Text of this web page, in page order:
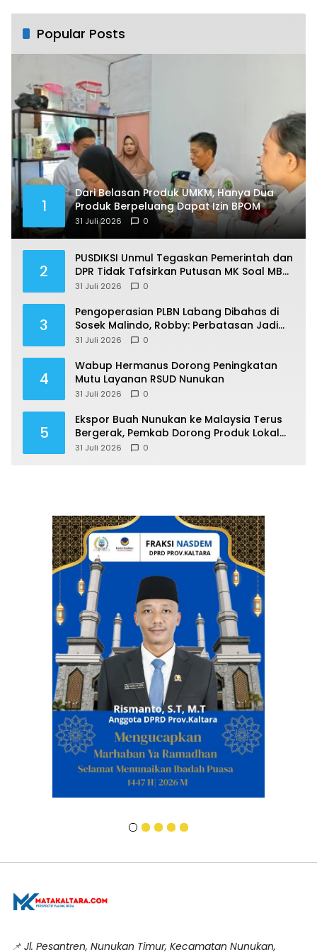
Popular Posts
1
Dari Belasan Produk UMKM, Hanya Dua
Produk Berpeluang Dapat Izin BPOM
31 Juli 2026 0
2
PUSDIKSI Unmul Tegaskan Pemerintah dan
DPR Tidak Tafsirkan Putusan MK Soal MBG
Sesuka Hati
31 Juli 2026 0
3
Pengoperasian PLBN Labang Dibahas di
Sosek Malindo, Robby: Perbatasan Jadi
Motor Ekonomi
31 Juli 2026 0
4
Wabup Hermanus Dorong Peningkatan
Mutu Layanan RSUD Nunukan
31 Juli 2026 0
5
Ekspor Buah Nunukan ke Malaysia Terus
Bergerak, Pemkab Dorong Produk Lokal
Naik Kelas
31 Juli 2026 0
📌 Jl. Pesantren, Nunukan Timur, Kecamatan Nunukan,